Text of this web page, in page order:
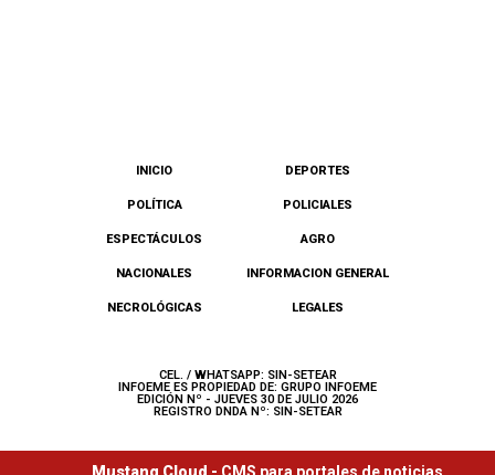
INICIO DEPORTES
POLÍTICA POLICIALES
ESPECTÁCULOS AGRO
NACIONALES INFORMACION GENERAL
NECROLÓGICAS LEGALES
CEL. / WHATSAPP: SIN-SETEAR
INFOEME ES PROPIEDAD DE: GRUPO INFOEME
EDICIÓN Nº - JUEVES 30 DE JULIO 2026
REGISTRO DNDA Nº: SIN-SETEAR